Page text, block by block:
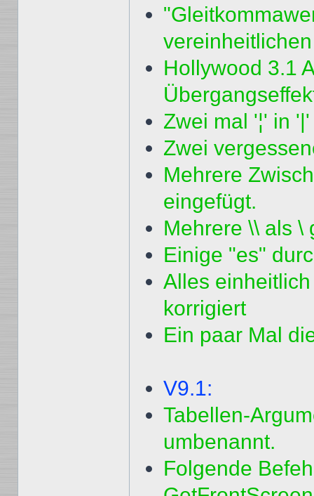
vereinheitlichen
Hollywood 3.1
Zwei mal '¦' in
Zwei
Mehrere
eingefügt.
Mehrere \\ als \
Einige "es"
Alles
korrigiert
Ein paar Mal
V9.1:
Tabellen-
umbenannt.
Folgende